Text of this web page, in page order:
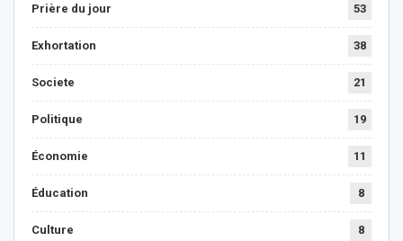
Prière du jour 53
Exhortation 38
Societe 21
Politique 19
Économie 11
Éducation 8
Culture 8